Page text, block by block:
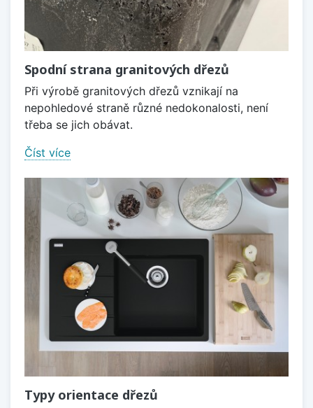
Spodní strana granitových dřezů
Při výrobě granitových dřezů vznikají na
nepohledové straně různé nedokonalosti, není
třeba se jich obávat.
Číst více
Typy orientace dřezů